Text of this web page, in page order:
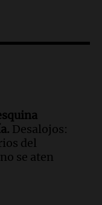
financiera en
exprés
Desalojos:
del
se aten